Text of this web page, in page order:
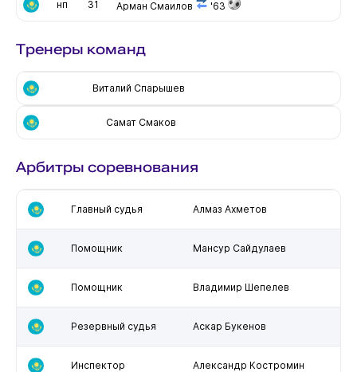
нп 31 Арман Смаилов '63
Тренеры команд
Виталий Спарышев
Самат Смаков
Арбитры соревнования
Главный судья Алмаз Ахметов
Помощник Мансур Сайдулаев
Помощник Владимир Шепелев
Резервный судья Аскар Букенов
Инспектор Александр Костромин